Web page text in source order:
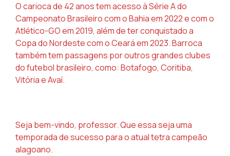
O carioca de 42 anos tem acesso à Série A do
Campeonato Brasileiro com o Bahia em 2022 e com o
Atlético-GO em 2019, além de ter conquistado a
Copa do Nordeste com o Ceará em 2023. Barroca
também tem passagens por outros grandes clubes
do futebol brasileiro, como: Botafogo, Coritiba,
Vitória e Avaí.
Seja bem-vindo, professor. Que essa seja uma
temporada de sucesso para o atual tetra campeão
alagoano.